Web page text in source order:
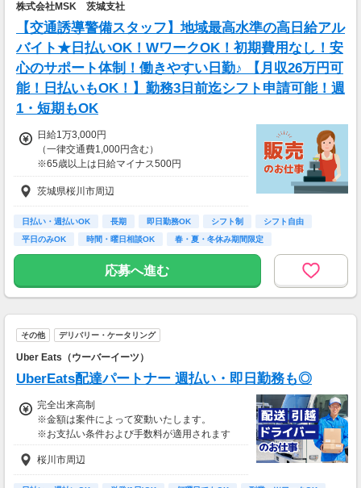
株式会社MSK 茨城支社
【交通誘導警備スタッフ】地域最高水準の高日給アル
バイト★日払いOK！WワークOK！初期費用なし！安
心のサポート体制！働きやすい日勤♪ 【月収26万円可
能！日払いもOK！】勤務3日前迄シフト申請可能！週
1・短期もOK
日給1万3,000円
（一律交通費1,000円含む）
※65歳以上は日給マイナス500円
※70歳以上は日給マイナス2,000円
---
■交通誘導2級以上の資格をお持ちの方は
日給1万3,000円
※65歳以上は日給マイナス500円
※70歳以上は日給マイナス1,000円
★交通誘導2級（以上）として従事した場合
■65歳～69歳迄では他の年代と同じ現場でも
安全面・体力面の考慮により比較的低負荷の業
70歳以降では低負荷業務や季節により
給与が上記になる場合がございます。
＜月収例＞
月収26万円可能
茨城県桜川市周辺
日払い・週払いOK 長期 即日勤務OK シフト制
シフト自由
平日のみOK
時間・曜日相談OK
春・夏・冬休み期間限定
副業・ＷワークOK
応募へ進む
その他 デリバリー・ケータリング
Uber Eats（ウーバーイーツ）
UberEats配達パートナー 週払い・即日勤務も◎
完全出来高制
※金額は案件によって変動いたします。
※お支払い条件および手数料が適用されます
桜川市周辺